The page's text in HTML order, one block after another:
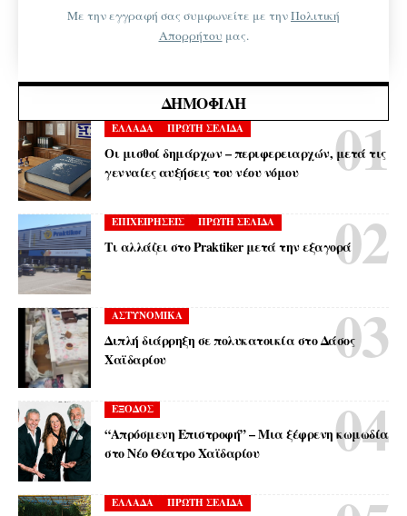
Με την εγγραφή σας συμφωνείτε με τηνΠολιτική
Απορρήτου μας.
ΔΗΜΟΦΙΛΉ
ΕΛΛΑΔΑ ΠΡΩΤΗ ΣΕΛΙΔΑ
Οι μισθοί δημάρχων – περιφερειαρχών, μετά τις
γενναίες αυξήσεις του νέου νόμου
ΕΠΙΧΕΙΡΗΣΕΙΣ ΠΡΩΤΗ ΣΕΛΙΔΑ
Τι αλλάζει στο Praktiker μετά την εξαγορά
ΑΣΤΥΝΟΜΙΚΑ
Διπλή διάρρηξη σε πολυκατοικία στο Δάσος
Χαϊδαρίου
ΕΞΟΔΟΣ
“Απρόσμενη Επιστροφή” – Μια ξέφρενη κωμωδία
στο Νέο Θέατρο Χαϊδαρίου
ΕΛΛΑΔΑ ΠΡΩΤΗ ΣΕΛΙΔΑ